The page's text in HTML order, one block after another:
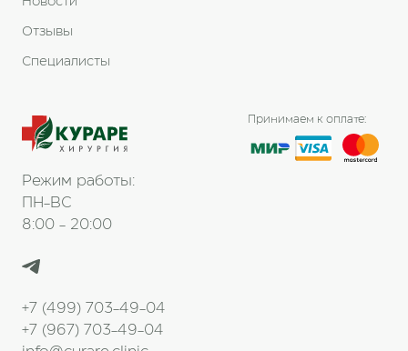
Режим работы:
ПН-ВС
8:00 - 20:00
+7 (499) 703-49-04
+7 (967) 703-49-04
Принимаем к оплате:
Отзывы
Специалисты